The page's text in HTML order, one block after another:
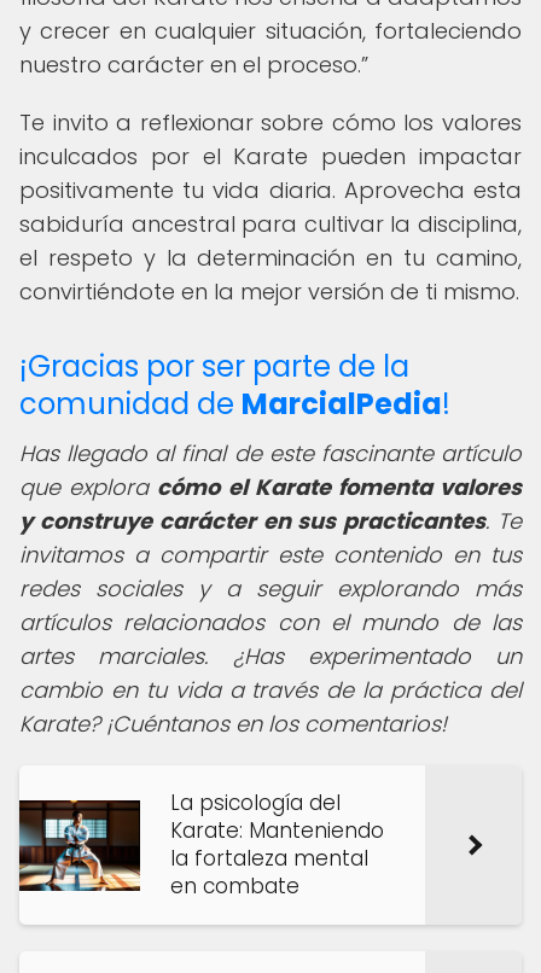
y crecer en cualquier situación, fortaleciendo
nuestro carácter en el proceso.
Te invito a reflexionar sobre cómo los valores
inculcados por el Karate pueden impactar
positivamente tu vida diaria. Aprovecha esta
sabiduría ancestral para cultivar la disciplina,
el respeto y la determinación en tu camino,
convirtiéndote en la mejor versión de ti mismo.
¡Gracias por ser parte de la
comunidad de MarcialPedia!
Has llegado al final de este fascinante artículo
que explora cómo el Karate fomenta valores
y construye carácter en sus practicantes. Te
invitamos a compartir este contenido en tus
redes sociales y a seguir explorando más
artículos relacionados con el mundo de las
artes marciales. ¿Has experimentado un
cambio en tu vida a través de la práctica del
Karate? ¡Cuéntanos en los comentarios!
La psicología del
Karate: Manteniendo
la fortaleza mental
en combate